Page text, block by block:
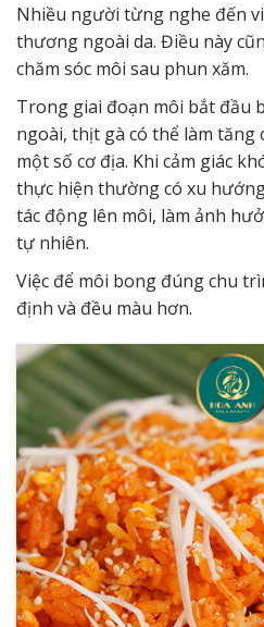
Nhiều người từng nghe đến
thương ngoài da. Điều này
chăm sóc môi sau phun xăm.
Trong giai đoạn môi bắt đầu
ngoài, thịt gà có thể làm tăng
một số cơ địa. Khi cảm giác
thực hiện thường có xu
tác động lên môi, làm ảnh
tự nhiên.
Việc để môi bong đúng chu
định và đều màu hơn.